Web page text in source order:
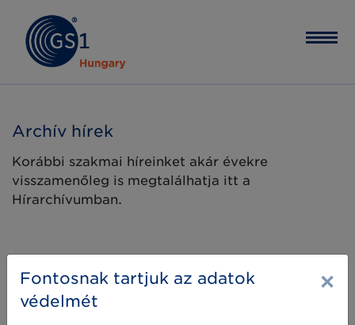
Archív hírek
Korábbi szakmai híreinket akár évekre
visszamenőleg is megtalálhatja itt a
Hírarchívumban.
Fontosnak tartjuk az adatok
védelmét
×